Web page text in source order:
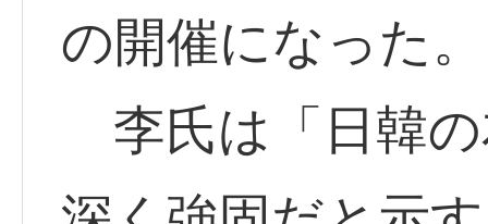
の開催になった。
李氏は「日韓